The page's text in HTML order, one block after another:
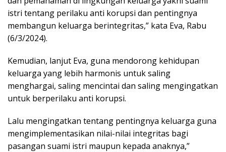
istri tentang perilaku anti korupsi dan pentingnya
membangun keluarga berintegritas,” kata Eva, Rabu
(6/3/2024).
Kemudian, lanjut Eva, guna mendorong kehidupan
keluarga yang lebih harmonis untuk saling
menghargai, saling mencintai dan saling mengingatkan
untuk berperilaku anti korupsi.
Lalu mengingatkan tentang pentingnya keluarga guna
mengimplementasikan nilai-nilai integritas bagi
pasangan suami istri maupun kepada anaknya,”